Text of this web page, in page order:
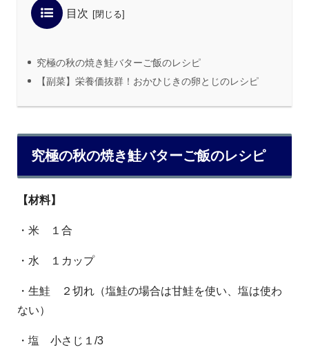
目次
究極の秋の焼き鮭バターご飯のレシピ
【副菜】栄養価抜群！おかひじきの卵とじのレシピ
究極の秋の焼き鮭バターご飯のレシピ
【材料】
・米 １合
・水 １カップ
・生鮭 ２切れ（塩鮭の場合は甘鮭を使い、塩は使わ
ない）
・塩 小さじ１/3